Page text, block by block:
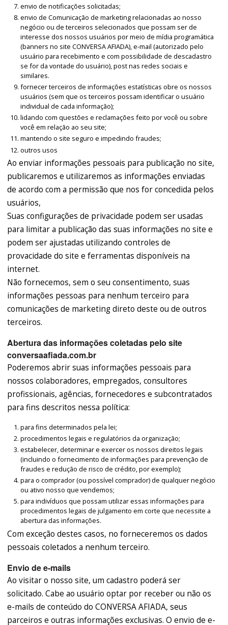
envio de notificações solicitadas;
envio de Comunicação de marketing relacionadas ao nosso
negócio ou de terceiros selecionados que possam ser de
interesse dos nossos usuários por meio de mídia programática
(banners no site CONVERSA AFIADA), e-mail (autorizado pelo
usuário para recebimento e com possibilidade de descadastro
se for da vontade do usuário), post nas redes sociais e
similares.
fornecer terceiros de informações estatísticas obre os nossos
usuários (sem que os terceiros possam identificar o usuário
individual de cada informação);
lidando com questões e reclamações feito por você ou sobre
você em relação ao seu site;
mantendo o site seguro e impedindo fraudes;
outros usos
Ao enviar informações pessoais para publicação no site,
publicaremos e utilizaremos as informações enviadas
de acordo com a permissão que nos for concedida pelos
usuários,
Suas configurações de privacidade podem ser usadas
para limitar a publicação das suas informações no site e
podem ser ajustadas utilizando controles de
provacidade do site e ferramentas disponíveis na
internet.
Não fornecemos, sem o seu consentimento, suas
informações pessoas para nenhum terceiro para
comunicações de marketing direto deste ou de outros
terceiros.
Abertura das informações coletadas pelo site
conversaafiada.com.br
Poderemos abrir suas informações pessoais para
nossos colaboradores, empregados, consultores
profissionais, agências, fornecedores e subcontratados
para fins descritos nessa política:
para fins determinados pela lei;
procedimentos legais e regulatórios da organização;
estabelecer, determinar e exercer os nossos direitos legais
(incluindo o fornecimento de informações para prevenção de
fraudes e redução de risco de crédito, por exemplo);
para o comprador (ou possível comprador) de qualquer negócio
ou ativo nosso que vendemos;
para indivíduos que possam utilizar essas informações para
procedimentos legais de julgamento em corte que necessite a
abertura das informações.
Com exceção destes casos, no forneceremos os dados
pessoais coletados a nenhum terceiro.
Envio de e-mails
Ao visitar o nosso site, um cadastro poderá ser
solicitado. Cabe ao usuário optar por receber ou não os
e-mails de conteúdo do CONVERSA AFIADA, seus
parceiros e outras informações exclusivas. O envio de e-